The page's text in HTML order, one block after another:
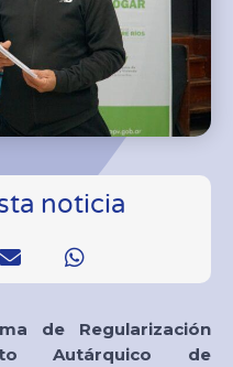
noticia
de Regularización
Autárquico de